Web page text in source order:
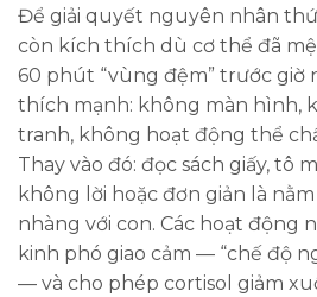
Để giải quyết nguyên nhân
còn kích thích dù cơ thể đã
60 phút “vùng đệm” trước giờ
thích mạnh: không màn hình,
tranh, không hoạt động thể
Thay vào đó: đọc sách giấy, tô
không lời hoặc đơn giản là
nhàng với con. Các hoạt động
kinh phó giao cảm — “chế độ
— và cho phép cortisol giảm